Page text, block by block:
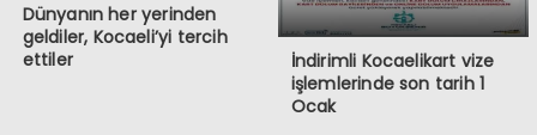
Dünyanın her yerinden
geldiler, Kocaeli’yi tercih
ettiler
İndirimli Kocaelikart vize
işlemlerinde son tarih 1
Ocak